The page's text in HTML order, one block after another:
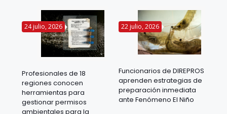
24 julio, 2026
Profesionales de 18
regiones conocen
herramientas para
gestionar permisos
ambientales para la
22 julio, 2026
Funcionarios de DIREPROS
aprenden estrategias de
preparación inmediata
ante Fenómeno El Niño